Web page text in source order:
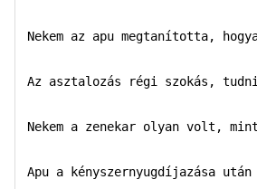
Nekem az apu megtanította,
Az asztalozás régi szokás,
Nekem a zenekar olyan volt,
Apu a kényszernyugdíjazása után